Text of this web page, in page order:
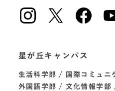
星が丘キャンパス
生活科学部
国際コミュニ
外国語学部
文化情報学部